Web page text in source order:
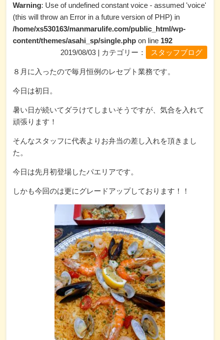
Warning: Use of undefined constant voice - assumed 'voice'
(this will throw an Error in a future version of PHP) in
/home/xs530163/manmarulife.com/public_html/wp-
content/themes/asahi_sp/single.php on line 192
2019/08/03 | カテゴリー：
スタッフブログ
８月に入ったので毎月恒例のレセプト業務です。
今日は初日。
暑い日が続いてダラけてしまいそうですが、気合を入れて
頑張ります！
そんなスタッフに代表よりお弁当の差し入れを頂きまし
た。
今日は先月初登場したパエリアです。
しかも今回のは更にグレードアップしております！！